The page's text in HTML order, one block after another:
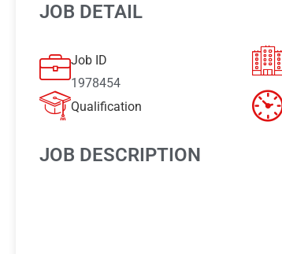
JOB DETAIL
Job ID
1978454
Qualification
JOB DESCRIPTION